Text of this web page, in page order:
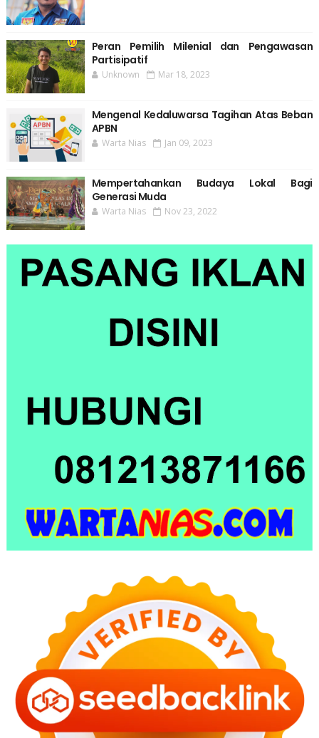
Peran Pemilih Milenial dan Pengawasan
Partisipatif
Unknown Mar 18, 2023
Mengenal Kedaluwarsa Tagihan Atas Beban
APBN
Warta Nias Jan 09, 2023
Mempertahankan Budaya Lokal Bagi
Generasi Muda
Warta Nias Nov 23, 2022